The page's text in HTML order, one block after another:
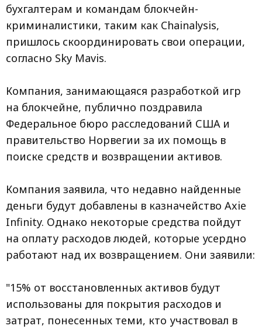
бухгалтерам и командам блокчейн-
криминалистики, таким как Chainalysis,
пришлось скоординировать свои операции,
согласно Sky Mavis.
Компания, занимающаяся разработкой игр
на блокчейне, публично поздравила
Федеральное бюро расследований США и
правительство Норвегии за их помощь в
поиске средств и возвращении активов.
Компания заявила, что недавно найденные
деньги будут добавлены в казначейство Axie
Infinity. Однако некоторые средства пойдут
на оплату расходов людей, которые усердно
работают над их возвращением. Они заявили:
"15% от восстановленных активов будут
использованы для покрытия расходов и
затрат, понесенных теми, кто участвовал в